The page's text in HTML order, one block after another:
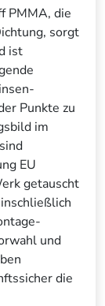
PMMA, die
sorgt
ist
Punkte zu
im
EU
getauscht
und
die